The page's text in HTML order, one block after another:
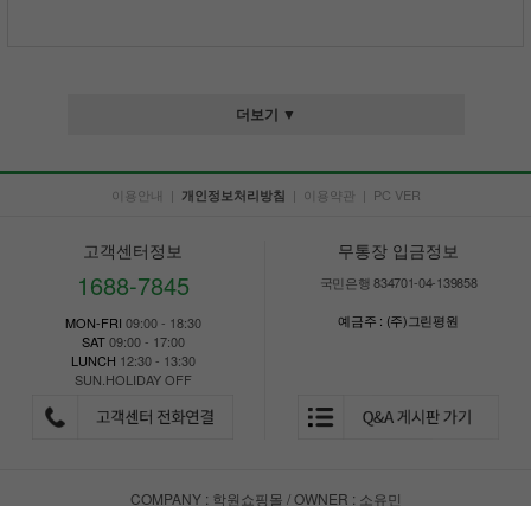
더보기 ▼
이용안내 | 개인정보처리방침 | 이용약관 | PC VER
고객센터정보
1688-7845
MON-FRI 09:00 - 18:30
SAT09:00 - 17:00
LUNCH 12:30 - 13:30
SUN.HOLIDAY OFF
무통장 입금정보
국민은행 834701-04-139858
예금주 : (주)그린평원
COMPANY : 학원쇼핑몰 / OWNER : 소유민